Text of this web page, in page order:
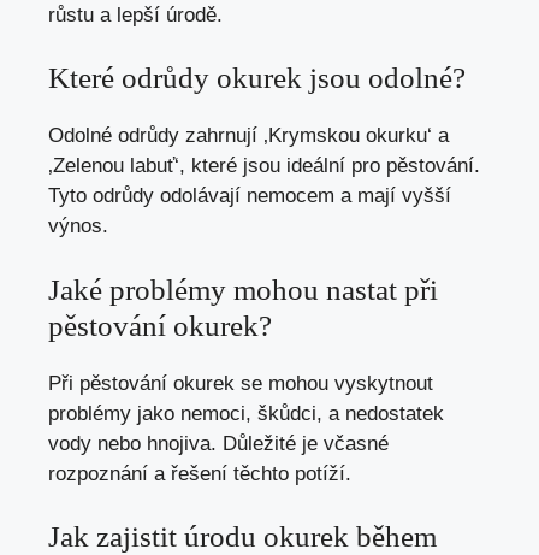
růstu a lepší úrodě.
Které odrůdy okurek jsou odolné?
Odolné odrůdy zahrnují ‚Krymskou okurku‘ a
‚Zelenou labuť‘, které jsou ideální pro pěstování.
Tyto odrůdy odolávají nemocem a mají vyšší
výnos.
Jaké problémy mohou nastat při
pěstování okurek?
Při pěstování okurek se mohou vyskytnout
problémy jako nemoci, škůdci, a nedostatek
vody nebo hnojiva. Důležité je včasné
rozpoznání a řešení těchto potíží.
Jak zajistit úrodu okurek během